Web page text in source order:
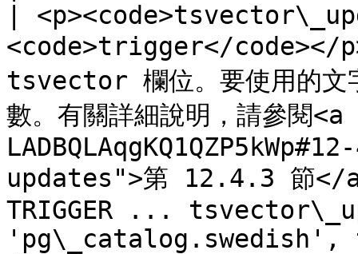
|
<code>trigger</code></
tsvector 欄位。要使用的文
數。有關詳細說明，請參
updates">第 12.4.3 節</
TRIGGER ...